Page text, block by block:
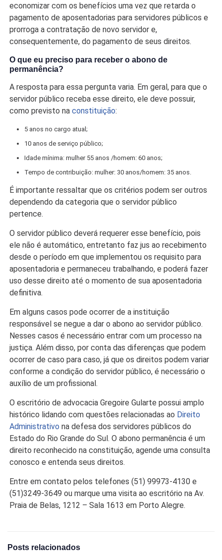
economizar com os benefícios uma vez que retarda o
pagamento de aposentadorias para servidores públicos e
prorroga a contratação de novo servidor e,
consequentemente, do pagamento de seus direitos.
O que eu preciso para receber o abono de
permanência?
A resposta para essa pergunta varia. Em geral, para que o
servidor público receba esse direito, ele deve possuir,
como previsto naconstituição:
5 anos no cargo atual;
10 anos de serviço público;
Idade mínima: mulher 55 anos /homem: 60 anos;
Tempo de contribuição: mulher: 30 anos/homem: 35 anos.
É importante ressaltar que os critérios podem ser outros
dependendo da categoria que o servidor público
pertence.
O servidor público deverá requerer esse benefício, pois
ele não é automático, entretanto faz jus ao recebimento
desde o período em que implementou os requisito para
aposentadoria e permaneceu trabalhando, e poderá fazer
uso desse direito até o momento de sua aposentadoria
definitiva.
Em alguns casos pode ocorrer de a instituição
responsável se negue a dar o abono ao servidor público.
Nesses casos é necessário entrar com um processo na
justiça. Além disso, por conta das diferenças que podem
ocorrer de caso para caso, já que os direitos podem variar
conforme a condição do servidor público, é necessário o
auxílio de um profissional.
O escritório de advocacia Gregoire Gularte possui amplo
histórico lidando com questões relacionadas ao Direito
Administrativo na defesa dos servidores públicos do
Estado do Rio Grande do Sul. O abono permanência é um
direito reconhecido na constituição, agende uma consulta
conosco e entenda seus direitos.
Entre em contato pelos telefones (51) 99973-4130 e
(51)3249-3649 ou marque uma visita ao escritório na Av.
Praia de Belas, 1212 – Sala 1613 em Porto Alegre.
Posts relacionados